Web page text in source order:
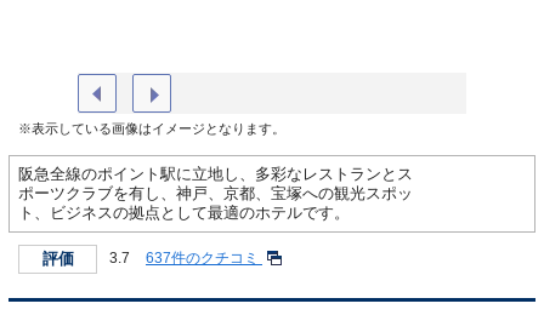
※表示している画像はイメージとなります。
阪急全線のポイント駅に立地し、多彩なレストランとス
ポーツクラブを有し、神戸、京都、宝塚への観光スポッ
ト、ビジネスの拠点として最適のホテルです。
評価 3.7 637件のクチコミ